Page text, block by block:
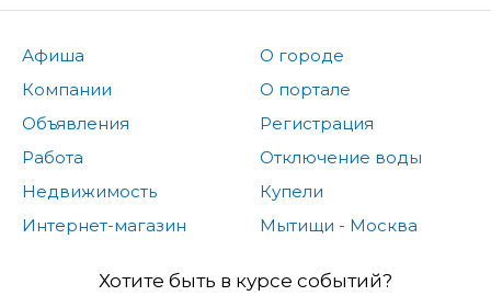
Афиша
Компании
Объявления
Работа
Недвижимость
Интернет-магазин
О городе
О портале
Регистрация
Отключение воды
Купели
Мытищи - Москва
Хотите быть в курсе событий?